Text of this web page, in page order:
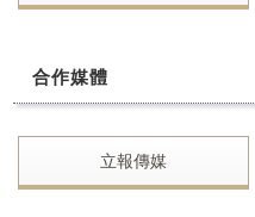
合作媒體
立報傳媒